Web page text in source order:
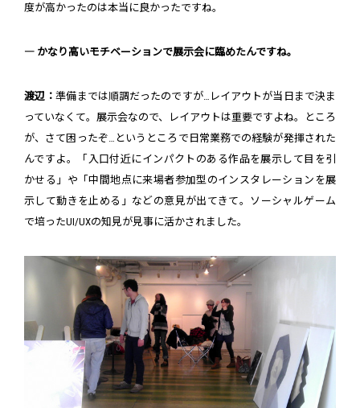
度が高かったのは本当に良かったですね。
― かなり高いモチベーションで展示会に臨めたんですね。
渡辺：準備までは順調だったのですが…レイアウトが当日まで決ま
っていなくて。展示会なので、レイアウトは重要ですよね。ところ
が、さて困ったぞ…というところで日常業務での経験が発揮された
んですよ。「入口付近にインパクトのある作品を展示して目を引
かせる」や「中間地点に来場者参加型のインスタレーションを展
示して動きを止める」などの意見が出てきて。ソーシャルゲーム
で培ったUI/UXの知見が見事に活かされました。